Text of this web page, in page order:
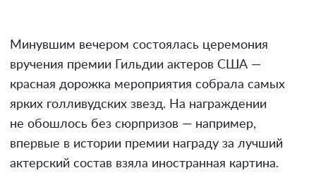
Минувшим вечером состоялась церемония
вручения премии Гильдии актеров США —
красная дорожка мероприятия собрала самых
ярких голливудских звезд. На награждении
не обошлось без сюрпризов — например,
впервые в истории премии награду за лучший
актерский состав взяла иностранная картина.